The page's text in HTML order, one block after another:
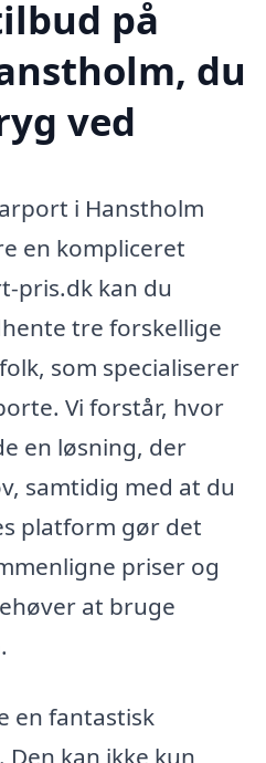
på
du
ved
i Hanstholm
en kompliceret
pris.dk kan du
tre forskellige
som specialiserer
Vi forstår, hvor
en løsning, der
samtidig med at du
platform gør det
priser og
at bruge
en fantastisk
kan ikke kun